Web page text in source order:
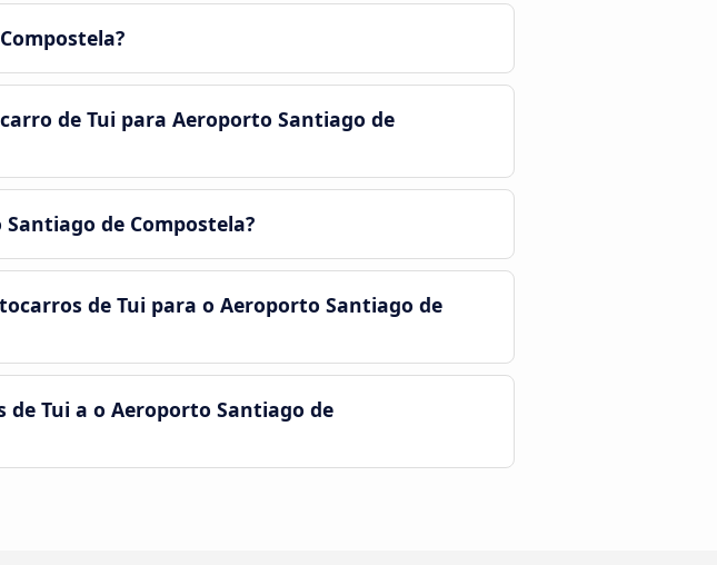
de Tui para Aeroporto Santiago de
de Compostela?
de Tui para o Aeroporto Santiago de
Tui a o Aeroporto Santiago de